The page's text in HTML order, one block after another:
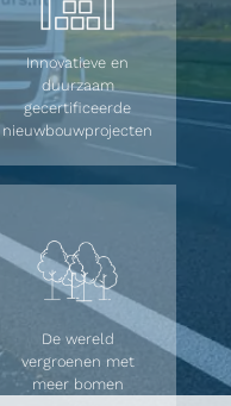
Innovatieve en
duurzaam
gecertificeerde
nieuwbouwprojecten
De wereld
vergroenen met
meer bomen